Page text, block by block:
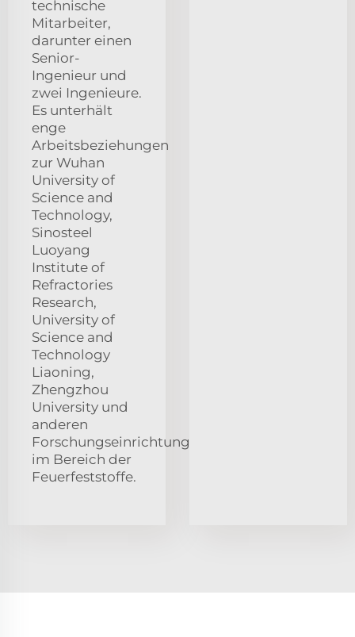
technische
Mitarbeiter,
darunter einen
Senior-
Ingenieur und
zwei Ingenieure.
Es unterhält
enge
Arbeitsbeziehungen
zur Wuhan
University of
Science and
Technology,
Sinosteel
Luoyang
Institute of
Refractories
Research,
University of
Science and
Technology
Liaoning,
Zhengzhou
University und
anderen
Forschungseinrichtungen
im Bereich der
Feuerfeststoffe.